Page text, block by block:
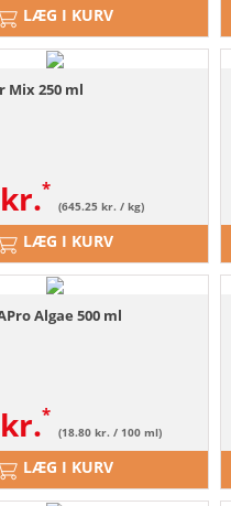
LÆG I KURV
Mix 250 ml
kr. (645.25 kr. / kg)
LÆG I KURV
Algae 500 ml
kr. (18.80 kr. / 100 ml)
LÆG I KURV